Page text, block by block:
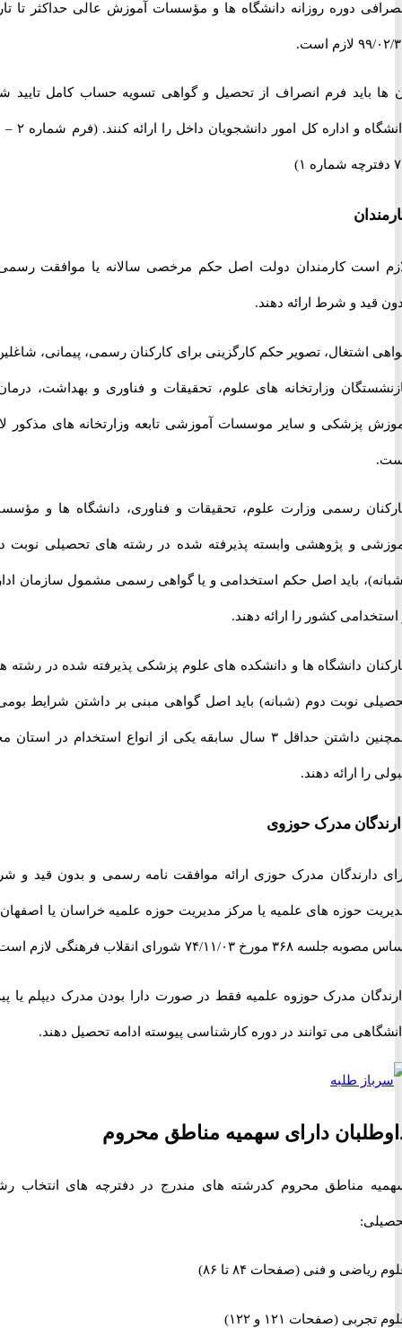
دوره روزانه دانشگاه ها و مؤسسات آموزش عالی حداکثر تا تاریخ
است.
باید فرم انصراف از تحصیل و گواهی تسویه حساب کامل تایید شده
دانشگاه و اداره کل امور دانشجویان داخل را ارائه کنند. (فرم شماره ۲ – ص
است کارمندان دولت اصل حکم مرخصی سالانه یا موافقت رسمی و
و شرط ارائه دهند.
اشتغال، تصویر حکم کارگزینی برای کارکنان رسمی، پیمانی، شاغلین و
وزارتخانه های علوم، تحقیقات و فناوری و بهداشت، درمان و
پزشکی و سایر موسسات آموزشی تابعه وزارتخانه های مذکور لازم
رسمی وزارت علوم، تحقیقات و فناوری، دانشگاه ها و مؤسسات
و پژوهشی وابسته پذیرفته شده در رشته های تحصیلی نوبت دوم
باید اصل حکم استخدامی و یا گواهی رسمی مشمول سازمان اداری
کشور را ارائه دهند.
دانشگاه ها و دانشکده های علوم پزشکی پذیرفته شده در رشته های
نوبت دوم (شبانه) باید اصل گواهی مبنی بر داشتن شرایط بومی و
همچنین داشتن حداقل ۳ سال سابقه یکی از انواع استخدام در استان محل
ارائه دهند.
مدرک حوزوی
دارندگان مدرک حوزی ارائه موافقت نامه رسمی و بدون قید و شرط
حوزه های علمیه یا مرکز مدیریت حوزه علمیه خراسان یا اصفهان بر
مورخ ۷۴/۱۱/۰۳ شورای انقلاب فرهنگی لازم است.
مدرک حوزوه علمیه فقط در صورت دارا بودن مدرک دیپلم یا پیش
می توانند در دوره کارشناسی پیوسته ادامه تحصیل دهند.
دارای سهمیه مناطق محروم
مناطق محروم کدرشته های مندرج در دفترچه های انتخاب رشته
و فنی (صفحات ۸۴ تا ۸۶)
(صفحات ۱۲۱ و ۱۲۲)